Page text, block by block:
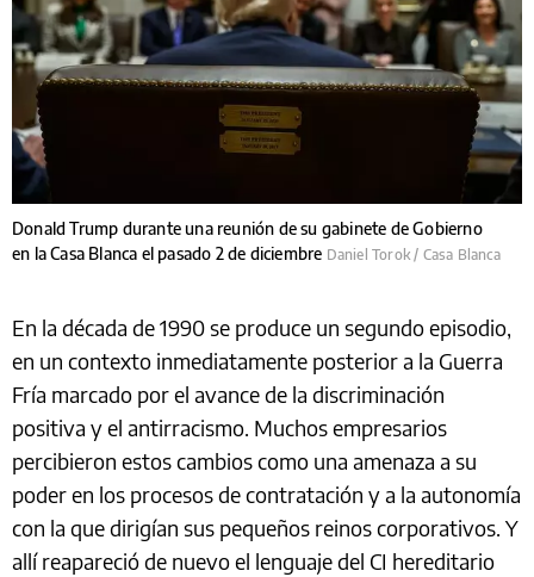
Donald Trump durante una reunión de su gabinete de Gobierno
en la Casa Blanca el pasado 2 de diciembre Daniel Torok / Casa Blanca
En la década de 1990 se produce un segundo episodio,
en un contexto inmediatamente posterior a la Guerra
Fría marcado por el avance de la discriminación
positiva y el antirracismo. Muchos empresarios
percibieron estos cambios como una amenaza a su
poder en los procesos de contratación y a la autonomía
con la que dirigían sus pequeños reinos corporativos. Y
allí reapareció de nuevo el lenguaje del CI hereditario